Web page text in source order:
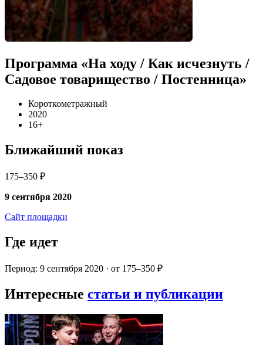
Программа «На ходу / Как исчезнуть /
Садовое товарищество / Постенница»
Короткометражный
2020
16+
Ближайший показ
175–350 ₽
9 сентября 2020
Сайт площадки
Где идет
Период: 9 сентября 2020 · от 175–350 ₽
Интересные статьи и публикации